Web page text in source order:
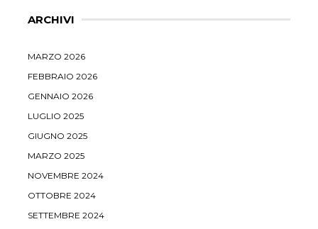
ARCHIVI
MARZO 2026
FEBBRAIO 2026
GENNAIO 2026
LUGLIO 2025
GIUGNO 2025
MARZO 2025
NOVEMBRE 2024
OTTOBRE 2024
SETTEMBRE 2024